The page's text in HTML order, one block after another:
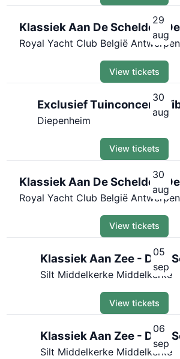
29
aug
Klassiek Aan De Schelde -
Royal Yacht Club België
View tickets
30
aug
Exclusief Tuinconcert
Diepenheim
View tickets
30
aug
Klassiek Aan De Schelde -
Royal Yacht Club België
View tickets
05
sep
Klassiek Aan Zee - De 5
Silt Middelkerke Middelkerke
View tickets
06
sep
Klassiek Aan Zee - De 5
Silt Middelkerke Middelkerke